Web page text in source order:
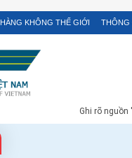
HÀNG KHÔNG THẾ GIỚI THÔNG
Ghi rõ